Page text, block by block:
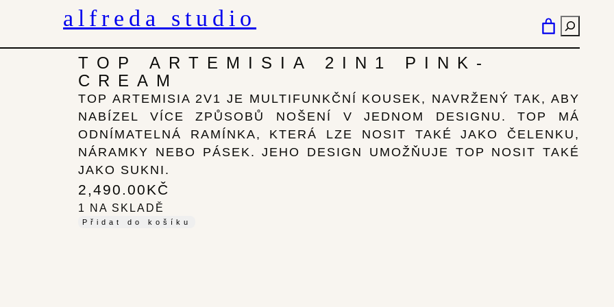
alfreda studio
TOP ARTEMISIA 2IN1 PINK-
CREAM
TOP ARTEMISIA 2V1 JE MULTIFUNKČNÍ KOUSEK, NAVRŽENÝ TAK, ABY
NABÍZEL VÍCE ZPŮSOBŮ NOŠENÍ V JEDNOM DESIGNU. TOP MÁ
ODNÍMATELNÁ RAMÍNKA, KTERÁ LZE NOSIT TAKÉ JAKO ČELENKU,
NÁRAMKY NEBO PÁSEK. JEHO DESIGN UMOŽŇUJE TOP NOSIT TAKÉ
JAKO SUKNI.
2,490.00KČ
1 NA SKLADĚ
Přidat do košíku